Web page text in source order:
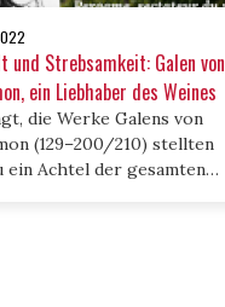
und Strebsamkeit: Galen von
ein Liebhaber des Weines
die Werke Galens von
(129–200/210) stellten
ein Achtel der gesamten